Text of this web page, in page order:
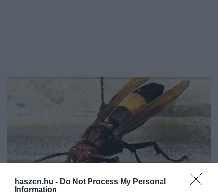
haszon.hu - Do Not Process My Personal
Information